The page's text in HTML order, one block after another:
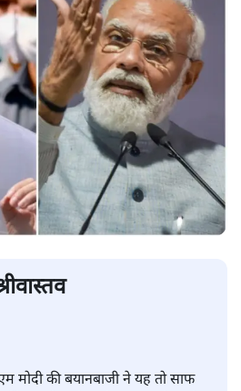
मोदी की बयानबाजी ने यह तो साफ